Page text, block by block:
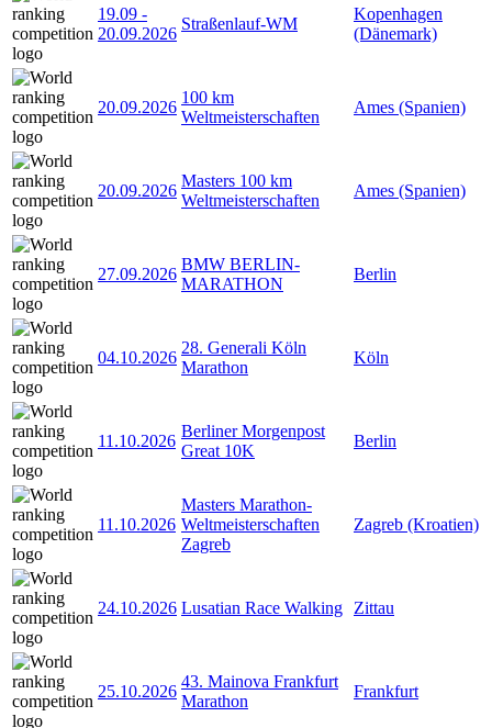
19.09 -
20.09.2026
Straßenlauf-WM
Kopenhagen
(Dänemark)
20.09.2026
100 km
Weltmeisterschaften
Ames (Spanien)
20.09.2026
Masters 100 km
Weltmeisterschaften
Ames (Spanien)
27.09.2026
BMW BERLIN-
MARATHON
Berlin
04.10.2026
28. Generali Köln
Marathon
Köln
11.10.2026
Berliner Morgenpost
Great 10K
Berlin
11.10.2026
Masters Marathon-
Weltmeisterschaften
Zagreb
Zagreb (Kroatien)
24.10.2026 Lusatian Race Walking Zittau
25.10.2026
43. Mainova Frankfurt
Marathon
Frankfurt